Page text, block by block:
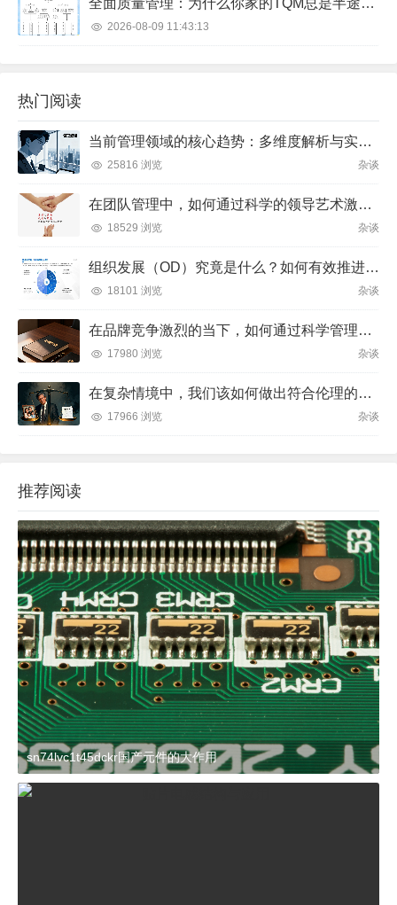
全面质量管理：为什么你家的TQM总是半途而废？
2026-08-09 11:43:13
热门阅读
当前管理领域的核心趋势：多维度解析与实践方向
25816 浏览 杂谈
在团队管理中，如何通过科学的领导艺术激发成员潜力并实现目标？
18529 浏览 杂谈
组织发展（OD）究竟是什么？如何有效推进并解决企业管理难题？
18101 浏览 杂谈
在品牌竞争激烈的当下，如何通过科学管理让品牌成为消费者心中不可替代的存在？
17980 浏览 杂谈
在复杂情境中，我们该如何做出符合伦理的决策？
17966 浏览 杂谈
推荐阅读
sn74lvc1t45dckr国产元件的大作用
2024-03-27 15:23:21 杂谈